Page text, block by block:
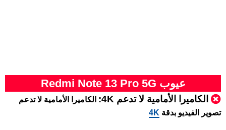
عيوب Redmi Note 13 Pro 5G
الكاميرا الأمامية لا تدعم 4K:
الكاميرا الأمامية لا تدعم
تصوير الفيديو بدقة 4K